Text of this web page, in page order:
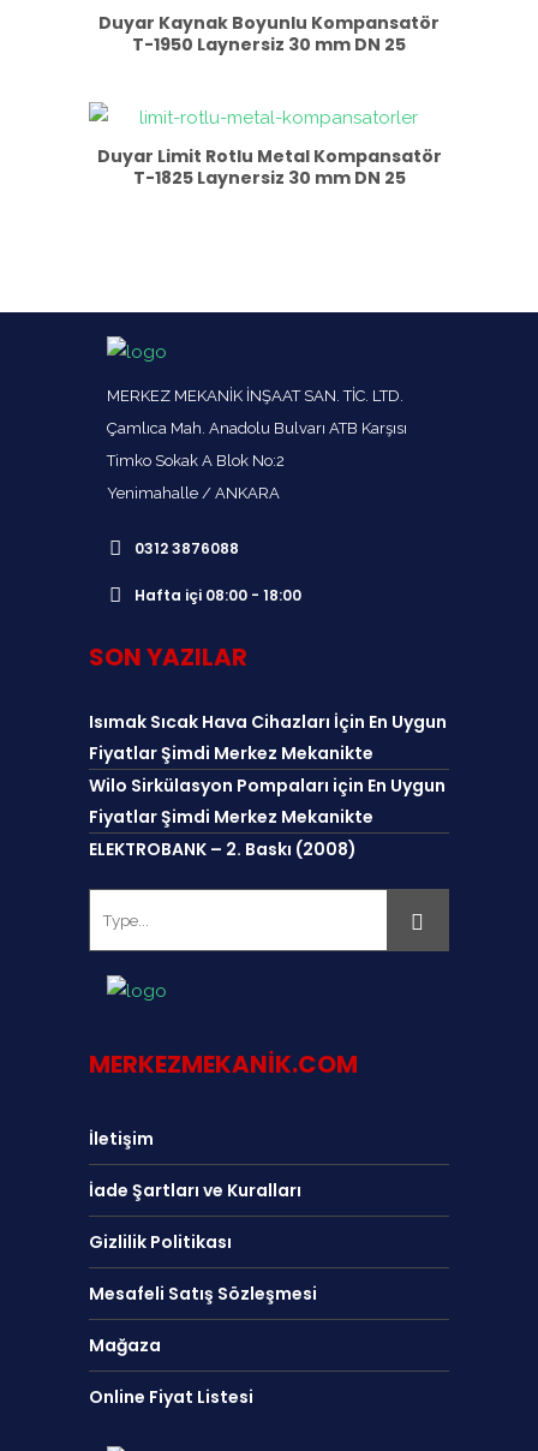
Duyar Kaynak Boyunlu Kompansatör
T-1950 Laynersiz 30 mm DN 25
Duyar Limit Rotlu Metal Kompansatör
T-1825 Laynersiz 30 mm DN 25
MERKEZ MEKANİK İNŞAAT SAN. TİC. LTD.
Çamlıca Mah. Anadolu Bulvarı ATB Karşısı
Timko Sokak A Blok No:2
Yenimahalle / ANKARA
0312 3876088
Hafta içi 08:00 - 18:00
SON YAZILAR
Isımak Sıcak Hava Cihazları İçin En Uygun
Fiyatlar Şimdi Merkez Mekanikte
Wilo Sirkülasyon Pompaları için En Uygun
Fiyatlar Şimdi Merkez Mekanikte
ELEKTROBANK – 2. Baskı (2008)
MERKEZMEKANIK.COM
İletişim
İade Şartları ve Kuralları
Gizlilik Politikası
Mesafeli Satış Sözleşmesi
Mağaza
Online Fiyat Listesi